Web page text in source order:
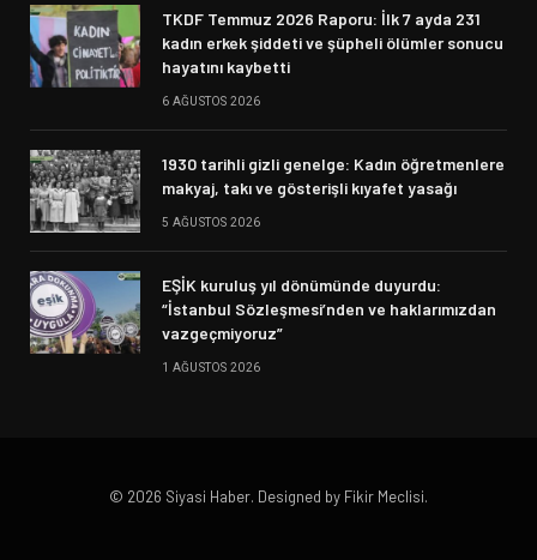
TKDF Temmuz 2026 Raporu: İlk 7 ayda 231
kadın erkek şiddeti ve şüpheli ölümler sonucu
hayatını kaybetti
6 AĞUSTOS 2026
1930 tarihli gizli genelge: Kadın öğretmenlere
makyaj, takı ve gösterişli kıyafet yasağı
5 AĞUSTOS 2026
EŞİK kuruluş yıl dönümünde duyurdu:
“İstanbul Sözleşmesi’nden ve haklarımızdan
vazgeçmiyoruz”
1 AĞUSTOS 2026
© 2026 Siyasi Haber. Designed by Fikir Meclisi.